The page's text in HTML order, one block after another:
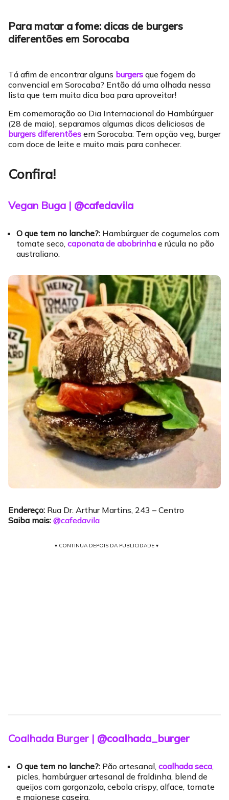
Para matar a fome: dicas de burgers
diferentões em Sorocaba
Tá afim de encontrar alguns burgers que fogem do
convencial em Sorocaba? Então dá uma olhada nessa
lista que tem muita dica boa para aproveitar!
Em comemoração ao Dia Internacional do Hambúrguer
(28 de maio), separamos algumas dicas deliciosas de
burgers diferentões em Sorocaba: Tem opção veg, burger
com doce de leite e muito mais para conhecer.
Confira!
Vegan Buga | @cafedavila
O que tem no lanche?: Hambúrguer de cogumelos com
tomate seco, caponata de abobrinha e rúcula no pão
australiano.
Endereço: Rua Dr. Arthur Martins, 243 – Centro
Saiba mais: @cafedavila
▾ CONTINUA DEPOIS DA PUBLICIDADE ▾
Coalhada Burger | @coalhada_burger
O que tem no lanche?: Pão artesanal, coalhada seca,
picles, hambúrguer artesanal de fraldinha, blend de
queijos com gorgonzola, cebola crispy, alface, tomate
e maionese caseira.